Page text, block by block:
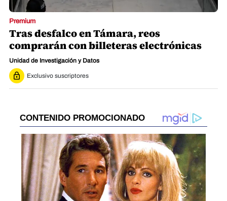
Premium
Tras desfalco en Támara, reos
comprarán con billeteras electrónicas
Unidad de Investigación y Datos
Exclusivo suscriptores